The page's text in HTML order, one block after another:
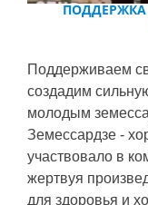
ПОДДЕРЖКА
Поддерживаем
создадим
молодым
Земессардзе -
участвовало в
жертвуя
для здоровья и